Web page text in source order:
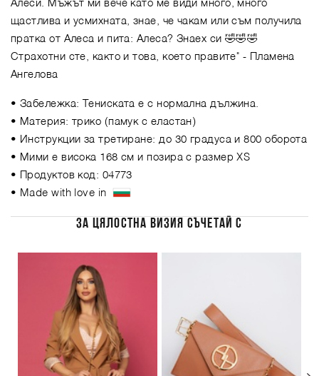
Алеси. Мъжът ми вече като ме види много, много
щастлива и усмихната, знае, че чакам или съм получила
пратка от Алеса и пита: Алеса? Знаех си 🤣🤣🤣
Страхотни сте, както и това, което правите" - Пламена
Ангелова
• Забележка: Тениската е с нормална дължина.
• Материя: трико (памук с еластан)
• Инструкции за третиране: до 30 градуса и 800 оборота
• Мими е висока 168 см и позира с размер XS
• Продуктов код: 04773
• Made with love in
ЗА ЦЯЛОСТНА ВИЗИЯ СЪЧЕТАЙ С